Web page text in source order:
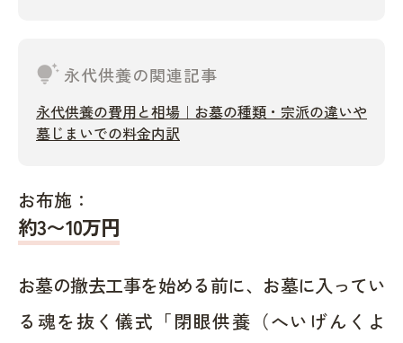
tips_and_updates 永代供養の関連記事
永代供養の費用と相場｜お墓の種類・宗派の違いや
墓じまいでの料金内訳
お布施：
約3〜10万円
お墓の撤去工事を始める前に、お墓に入ってい
る魂を抜く儀式「閉眼供養（へいげんくよ